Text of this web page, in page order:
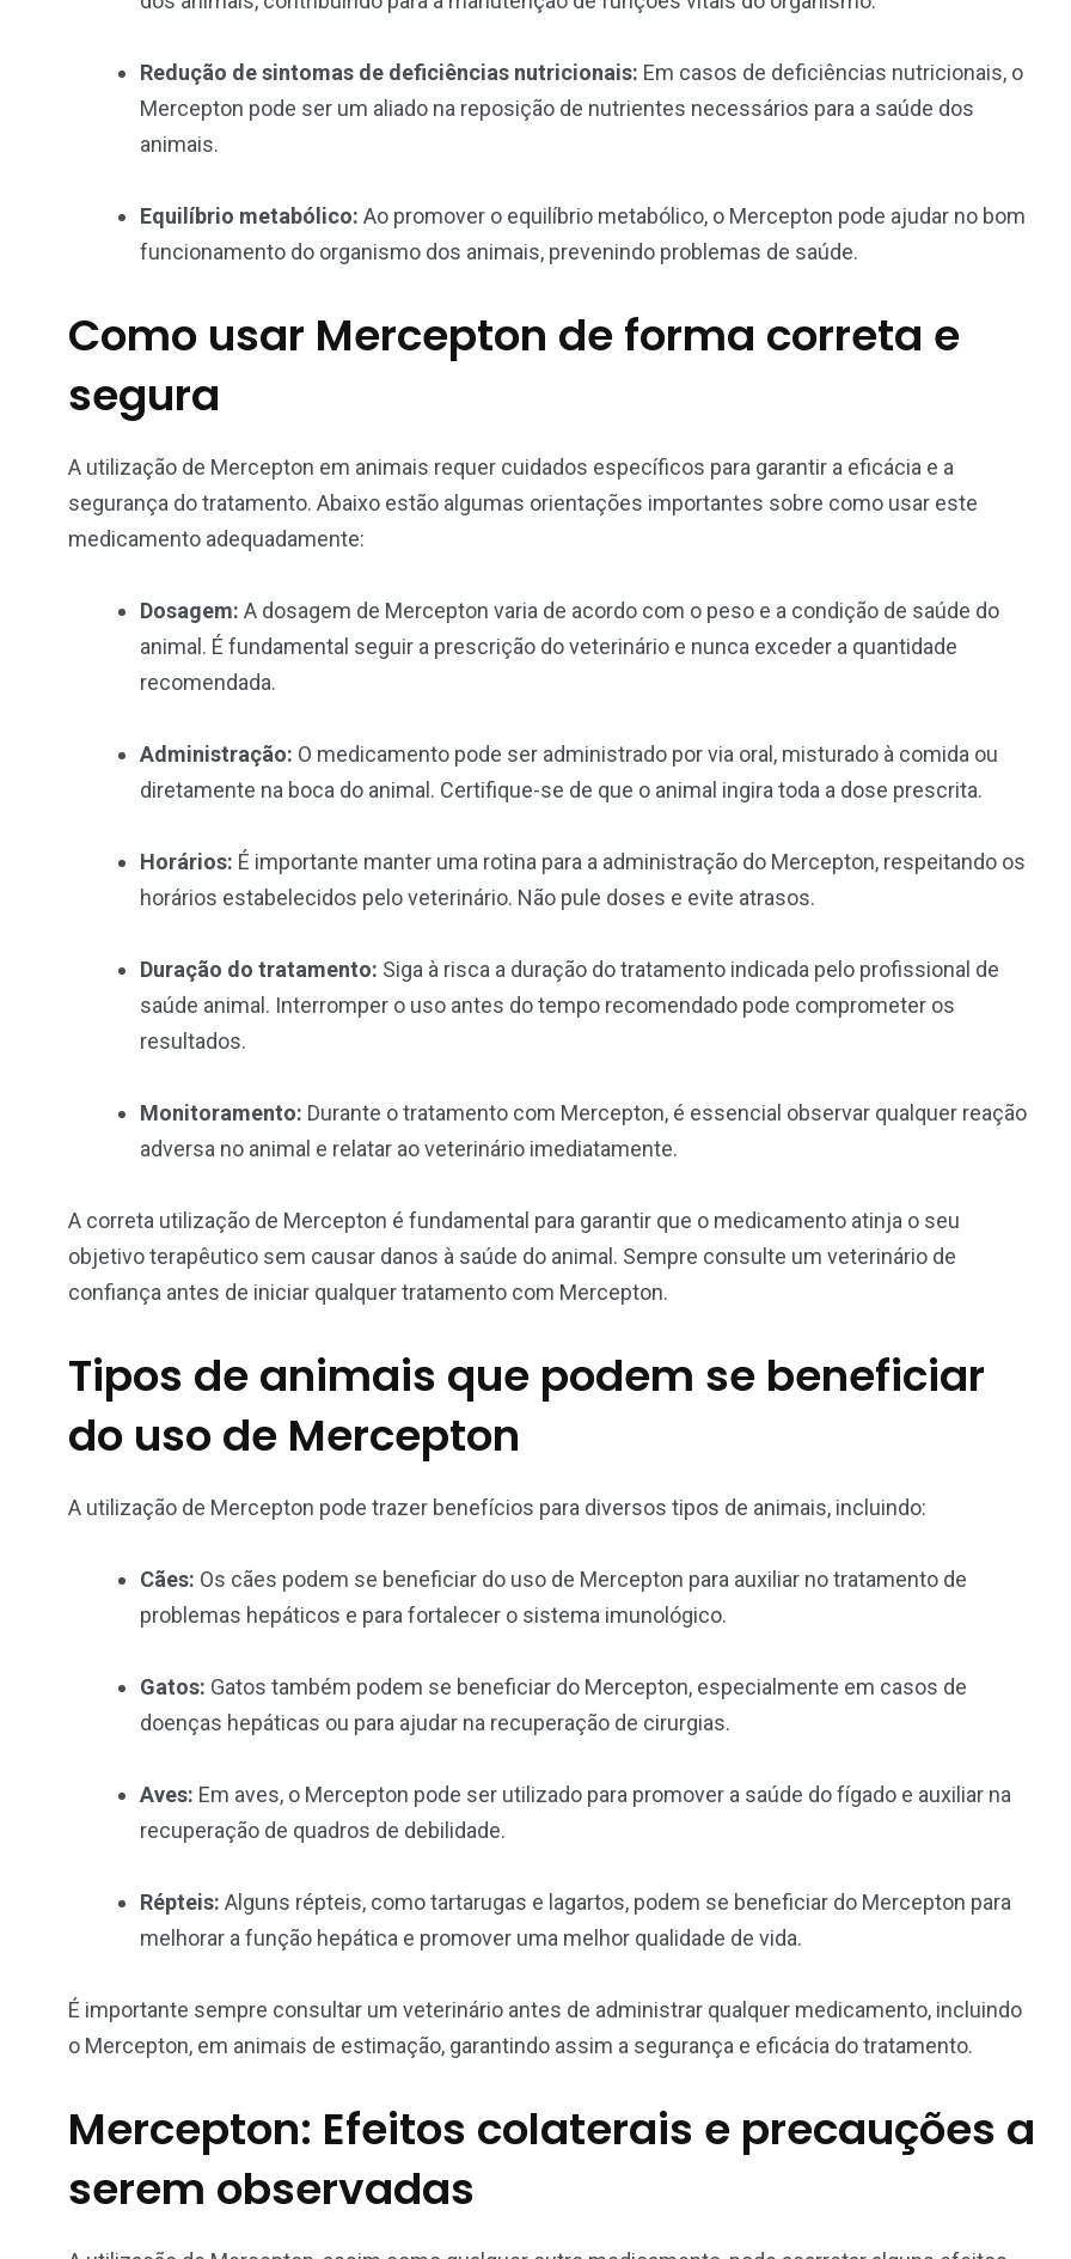
Redução de sintomas de deficiências nutricionais: Em casos de deficiências nutricionais, o
Mercepton pode ser um aliado na reposição de nutrientes necessários para a saúde dos
animais.
Equilíbrio metabólico: Ao promover o equilíbrio metabólico, o Mercepton pode ajudar no bom
funcionamento do organismo dos animais, prevenindo problemas de saúde.
Como usar Mercepton de forma correta e
segura
A utilização de Mercepton em animais requer cuidados específicos para garantir a eficácia e a
segurança do tratamento. Abaixo estão algumas orientações importantes sobre como usar este
medicamento adequadamente:
Dosagem: A dosagem de Mercepton varia de acordo com o peso e a condição de saúde do
animal. É fundamental seguir a prescrição do veterinário e nunca exceder a quantidade
recomendada.
Administração: O medicamento pode ser administrado por via oral, misturado à comida ou
diretamente na boca do animal. Certifique-se de que o animal ingira toda a dose prescrita.
Horários: É importante manter uma rotina para a administração do Mercepton, respeitando os
horários estabelecidos pelo veterinário. Não pule doses e evite atrasos.
Duração do tratamento: Siga à risca a duração do tratamento indicada pelo profissional de
saúde animal. Interromper o uso antes do tempo recomendado pode comprometer os
resultados.
Monitoramento: Durante o tratamento com Mercepton, é essencial observar qualquer reação
adversa no animal e relatar ao veterinário imediatamente.
A correta utilização de Mercepton é fundamental para garantir que o medicamento atinja o seu
objetivo terapêutico sem causar danos à saúde do animal. Sempre consulte um veterinário de
confiança antes de iniciar qualquer tratamento com Mercepton.
Tipos de animais que podem se beneficiar
do uso de Mercepton
A utilização de Mercepton pode trazer benefícios para diversos tipos de animais, incluindo:
Cães: Os cães podem se beneficiar do uso de Mercepton para auxiliar no tratamento de
problemas hepáticos e para fortalecer o sistema imunológico.
Gatos: Gatos também podem se beneficiar do Mercepton, especialmente em casos de
doenças hepáticas ou para ajudar na recuperação de cirurgias.
Aves: Em aves, o Mercepton pode ser utilizado para promover a saúde do fígado e auxiliar na
recuperação de quadros de debilidade.
Répteis: Alguns répteis, como tartarugas e lagartos, podem se beneficiar do Mercepton para
melhorar a função hepática e promover uma melhor qualidade de vida.
É importante sempre consultar um veterinário antes de administrar qualquer medicamento, incluindo
o Mercepton, em animais de estimação, garantindo assim a segurança e eficácia do tratamento.
Mercepton: Efeitos colaterais e precauções a
serem observadas